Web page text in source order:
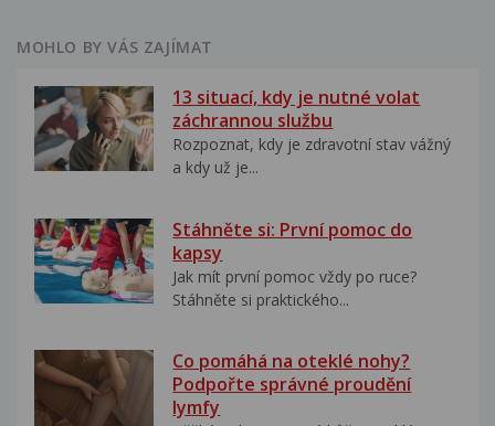
MOHLO BY VÁS ZAJÍMAT
13 situací, kdy je nutné volat
záchrannou službu
Rozpoznat, kdy je zdravotní stav vážný
a kdy už je...
Stáhněte si: První pomoc do
kapsy
Jak mít první pomoc vždy po ruce?
Stáhněte si praktického...
Co pomáhá na oteklé nohy?
Podpořte správné proudění
lymfy